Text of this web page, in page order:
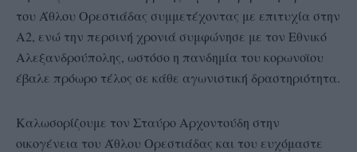
του Άθλου Ορεστιάδας συμμετέχοντας με επιτυχία στην
Α2, ενώ την περσινή χρονιά συμφώνησε με τον Εθνικό
Αλεξανδρούπολης, ωστόσο η πανδημία του κορωνοϊου
έβαλε πρόωρο τέλος σε κάθε αγωνιστική δραστηριότητα.
Καλωσορίζουμε τον Σταύρο Αρχοντούδη στην
οικογένεια του Άθλου Ορεστιάδας και του ευχόμαστε